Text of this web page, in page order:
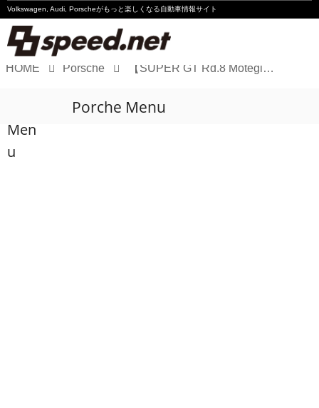
Volkswagen, Audi, Porscheがもっと楽しくなる自動車情報サイト
Audi
HOME Porsche 【SUPER GT Rd.8 Motegi】seven × seven PORSCHE GT3Rが3位表彰台
Men
u
Porche Menu